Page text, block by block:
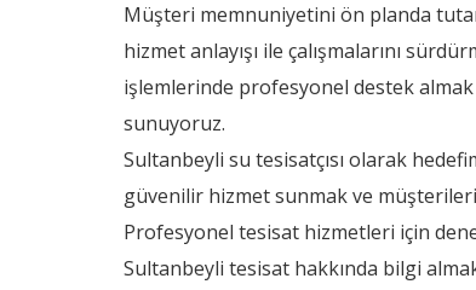
Müşteri memnuniyetini ön planda
hizmet anlayışı ile çalışmalarını
işlemlerinde profesyonel destek
sunuyoruz.
Sultanbeyli su tesisatçısı olarak
güvenilir hizmet sunmak ve
Profesyonel tesisat hizmetleri için
Sultanbeyli tesisat hakkında bilgi